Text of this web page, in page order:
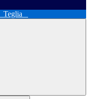
Teglia